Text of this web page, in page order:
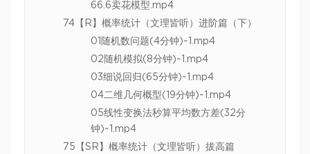
66.6卖花模型.mp4
74【R】概率统计（文理皆听）进阶篇（下）
01随机数问题(4分钟)~1.mp4
02随机模拟(8分钟)~1.mp4
03细说回归(65分钟)~1.mp4
04二维几何概型(19分钟)~1.mp4
05线性变换法秒算平均数方差(32分
钟)~1.mp4
75【SR】概率统计（文理皆听）拔高篇